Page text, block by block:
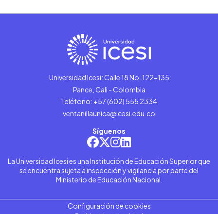
Universidad Icesi: Calle 18 No. 122-135
Pance, Cali - Colombia
Teléfono: +57 (602) 555 2334
ventanillaunica@icesi.edu.co
Síguenos
La Universidad Icesi es una Institución de Educación Superior que
se encuentra sujeta a inspección y vigilancia por parte del
Ministerio de Educación Nacional.
Configuración de cookies